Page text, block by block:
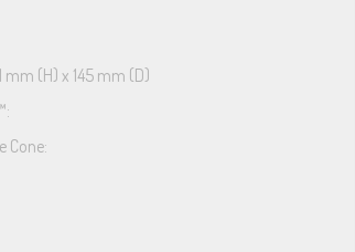
(H) x 145 mm (D)
Cone: